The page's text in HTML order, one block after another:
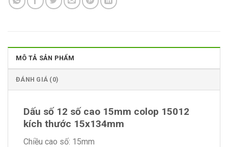
MÔ TẢ SẢN PHẨM
ĐÁNH GIÁ (0)
Dấu số 12 số cao 15mm colop 15012
kích thước 15x134mm
Chiều cao số: 15mm